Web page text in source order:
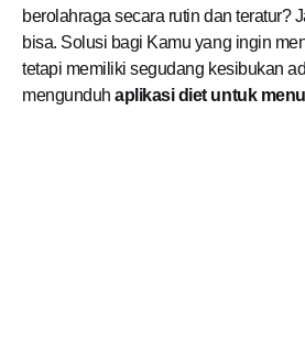
berolahraga secara rutin dan teratur?
bisa. Solusi bagi Kamu yang ingin
tetapi memiliki segudang kesibukan
mengunduhaplikasi diet untuk